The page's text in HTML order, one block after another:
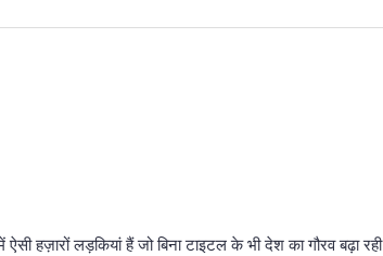
हज़ारों लड़कियां हैं जो बिना टाइटल के भी देश का गौरव बढ़ा